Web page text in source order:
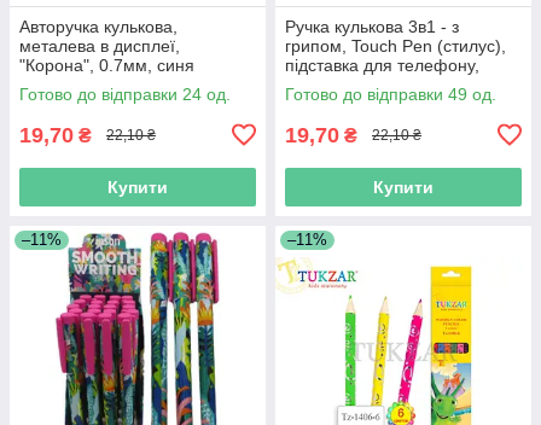
Авторучка кулькова,
металева в дисплеї,
"Корона", 0.7мм, синя
Готово до відправки 24 од.
19,70 ₴ 22,10 ₴
Купити
Ручка кулькова 3в1 - з
грипом, Touch Pen (стилус),
підставка для телефону,
колір чорнил синій
Готово до відправки 49 од.
19,70 ₴ 22,10 ₴
Купити
–11% –11%